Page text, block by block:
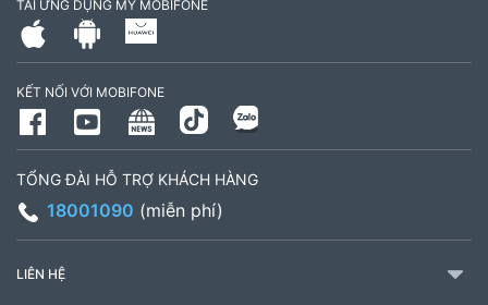
TẢI ỨNG DỤNG MY MOBIFONE
KẾT NỐI VỚI MOBIFONE
TỔNG ĐÀI HỖ TRỢ KHÁCH HÀNG
18001090 (miễn phí)
LIÊN HỆ